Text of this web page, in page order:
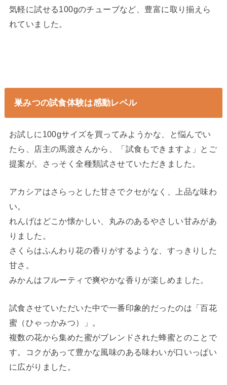
気軽に試せる100gのチューブなど、豊富に取り揃えら
れていました。
巣みつの試食体験は感動レベル
お試しに100gサイズを買ってみようかな、と悩んでい
たら、店主の馬渡さんから、「試食もできますよ」とご
提案が。さっそく全種類試させていただきました。
アカシアはさらっとした甘さでクセがなく、上品な味わ
い。
れんげはどこか懐かしい、丸みのあるやさしい甘みがあ
りました。
さくらはふんわり花の香りがするような、すっきりした
甘さ。
みかんはフルーティで爽やかな香りが楽しめました。
試食させていただいた中で一番印象的だったのは「百花
蜜（ひゃっかみつ）」。
複数の花から集めた蜜がブレンドされた蜂蜜とのことで
す。コクがあって豊かな風味のある味わいが口いっぱい
に広がりました。